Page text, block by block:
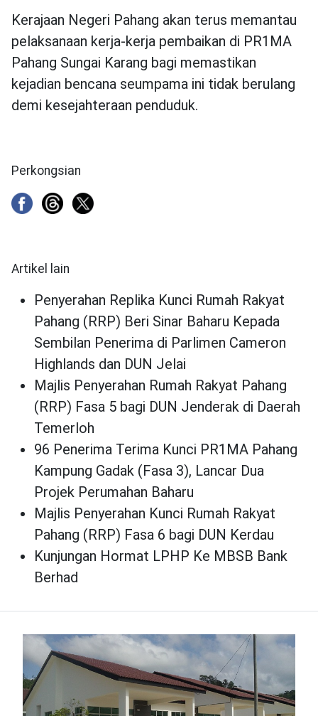
Kerajaan Negeri Pahang akan terus memantau
pelaksanaan kerja-kerja pembaikan di PR1MA
Pahang Sungai Karang bagi memastikan
kejadian bencana seumpama ini tidak berulang
demi kesejahteraan penduduk.
Perkongsian
Artikel lain
Penyerahan Replika Kunci Rumah Rakyat
Pahang (RRP) Beri Sinar Baharu Kepada
Sembilan Penerima di Parlimen Cameron
Highlands dan DUN Jelai
Majlis Penyerahan Rumah Rakyat Pahang
(RRP) Fasa 5 bagi DUN Jenderak di Daerah
Temerloh
96 Penerima Terima Kunci PR1MA Pahang
Kampung Gadak (Fasa 3), Lancar Dua
Projek Perumahan Baharu
Majlis Penyerahan Kunci Rumah Rakyat
Pahang (RRP) Fasa 6 bagi DUN Kerdau
Kunjungan Hormat LPHP Ke MBSB Bank
Berhad